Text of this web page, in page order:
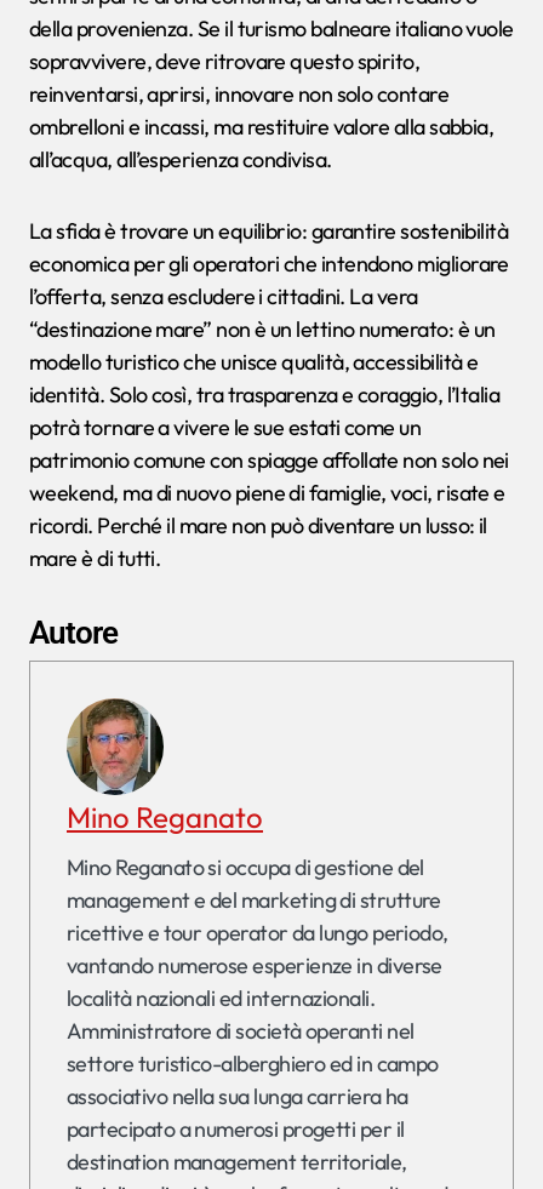
della provenienza. Se il turismo balneare italiano vuole
sopravvivere, deve ritrovare questo spirito,
reinventarsi, aprirsi, innovare non solo contare
ombrelloni e incassi, ma restituire valore alla sabbia,
all’acqua, all’esperienza condivisa.
La sfida è trovare un equilibrio: garantire sostenibilità
economica per gli operatori che intendono migliorare
l’offerta, senza escludere i cittadini. La vera
“destinazione mare” non è un lettino numerato: è un
modello turistico che unisce qualità, accessibilità e
identità. Solo così, tra trasparenza e coraggio, l’Italia
potrà tornare a vivere le sue estati come un
patrimonio comune con spiagge affollate non solo nei
weekend, ma di nuovo piene di famiglie, voci, risate e
ricordi. Perché il mare non può diventare un lusso: il
mare è di tutti.
Autore
Mino Reganato
Mino Reganato si occupa di gestione del
management e del marketing di strutture
ricettive e tour operator da lungo periodo,
vantando numerose esperienze in diverse
località nazionali ed internazionali.
Amministratore di società operanti nel
settore turistico-alberghiero ed in campo
associativo nella sua lunga carriera ha
partecipato a numerosi progetti per il
destination management territoriale,